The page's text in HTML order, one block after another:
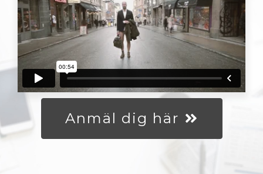
Anmäl dig här